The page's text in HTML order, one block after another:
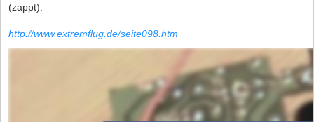
(zappt):
http://www.extremflug.de/seite098.htm